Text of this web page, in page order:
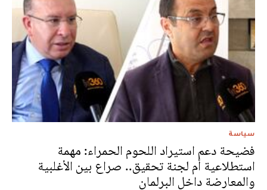
سياسة
فضيحة دعم استيراد اللحوم الحمراء: مهمة
استطلاعية أم لجنة تحقيق.. صراع بين الأغلبية
والمعارضة داخل البرلمان